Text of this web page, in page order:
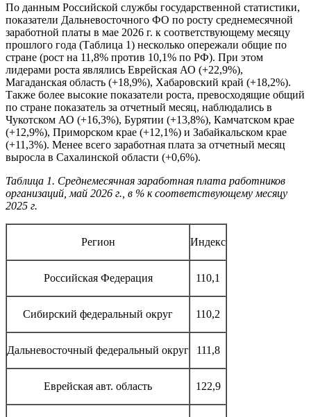
По данным Российской службы государственной статистики,
показатели Дальневосточного ФО по росту среднемесячной
заработной платы в мае 2026 г. к соответствующему месяцу
прошлого года (Таблица 1) несколько опережали общие по
стране (рост на 11,8% против 10,1% по РФ). При этом
лидерами роста являлись Еврейская АО (+22,9%),
Магаданская область (+18,9%), Хабаровский край (+18,2%).
Также более высокие показатели роста, превосходящие общий
по стране показатель за отчетный месяц, наблюдались в
Чукотском АО (+16,3%), Бурятии (+13,8%), Камчатском крае
(+12,9%), Приморском крае (+12,1%) и Забайкальском крае
(+11,3%). Менее всего заработная плата за отчетный месяц
выросла в Сахалинской области (+0,6%).
Таблица 1. Среднемесячная заработная плата работников
организаций, май 2026 г., в % к соответствующему месяцу
2025 г.
Регион Индекс
Российская Федерация 110,1
Сибирский федеральный округ 110,2
Дальневосточный федеральный округ 111,8
Еврейская авт. область 122,9